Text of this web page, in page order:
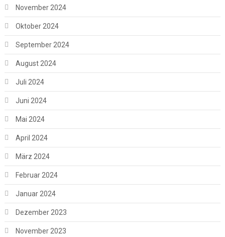
November 2024
Oktober 2024
September 2024
August 2024
Juli 2024
Juni 2024
Mai 2024
April 2024
März 2024
Februar 2024
Januar 2024
Dezember 2023
November 2023